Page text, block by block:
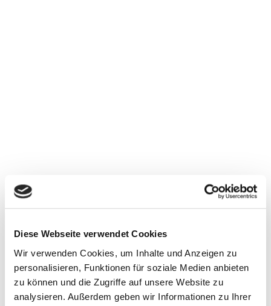
Diese Webseite verwendet Cookies
Wir verwenden Cookies, um Inhalte und Anzeigen zu
personalisieren, Funktionen für soziale Medien anbieten
zu können und die Zugriffe auf unsere Website zu
analysieren. Außerdem geben wir Informationen zu Ihrer